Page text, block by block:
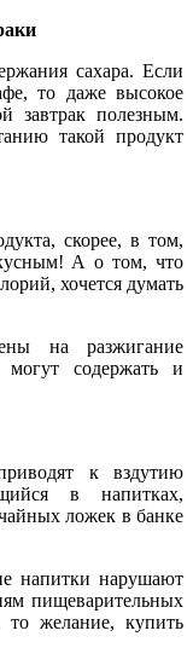
сахара. Если
то даже высокое
завтрак полезным.
такой продукт
скорее, в том,
А о том, что
хочется думать
на разжигание
содержать и
к вздутию
в напитках,
ложек в банке
напитки нарушают
пищеварительных
то желание, купить